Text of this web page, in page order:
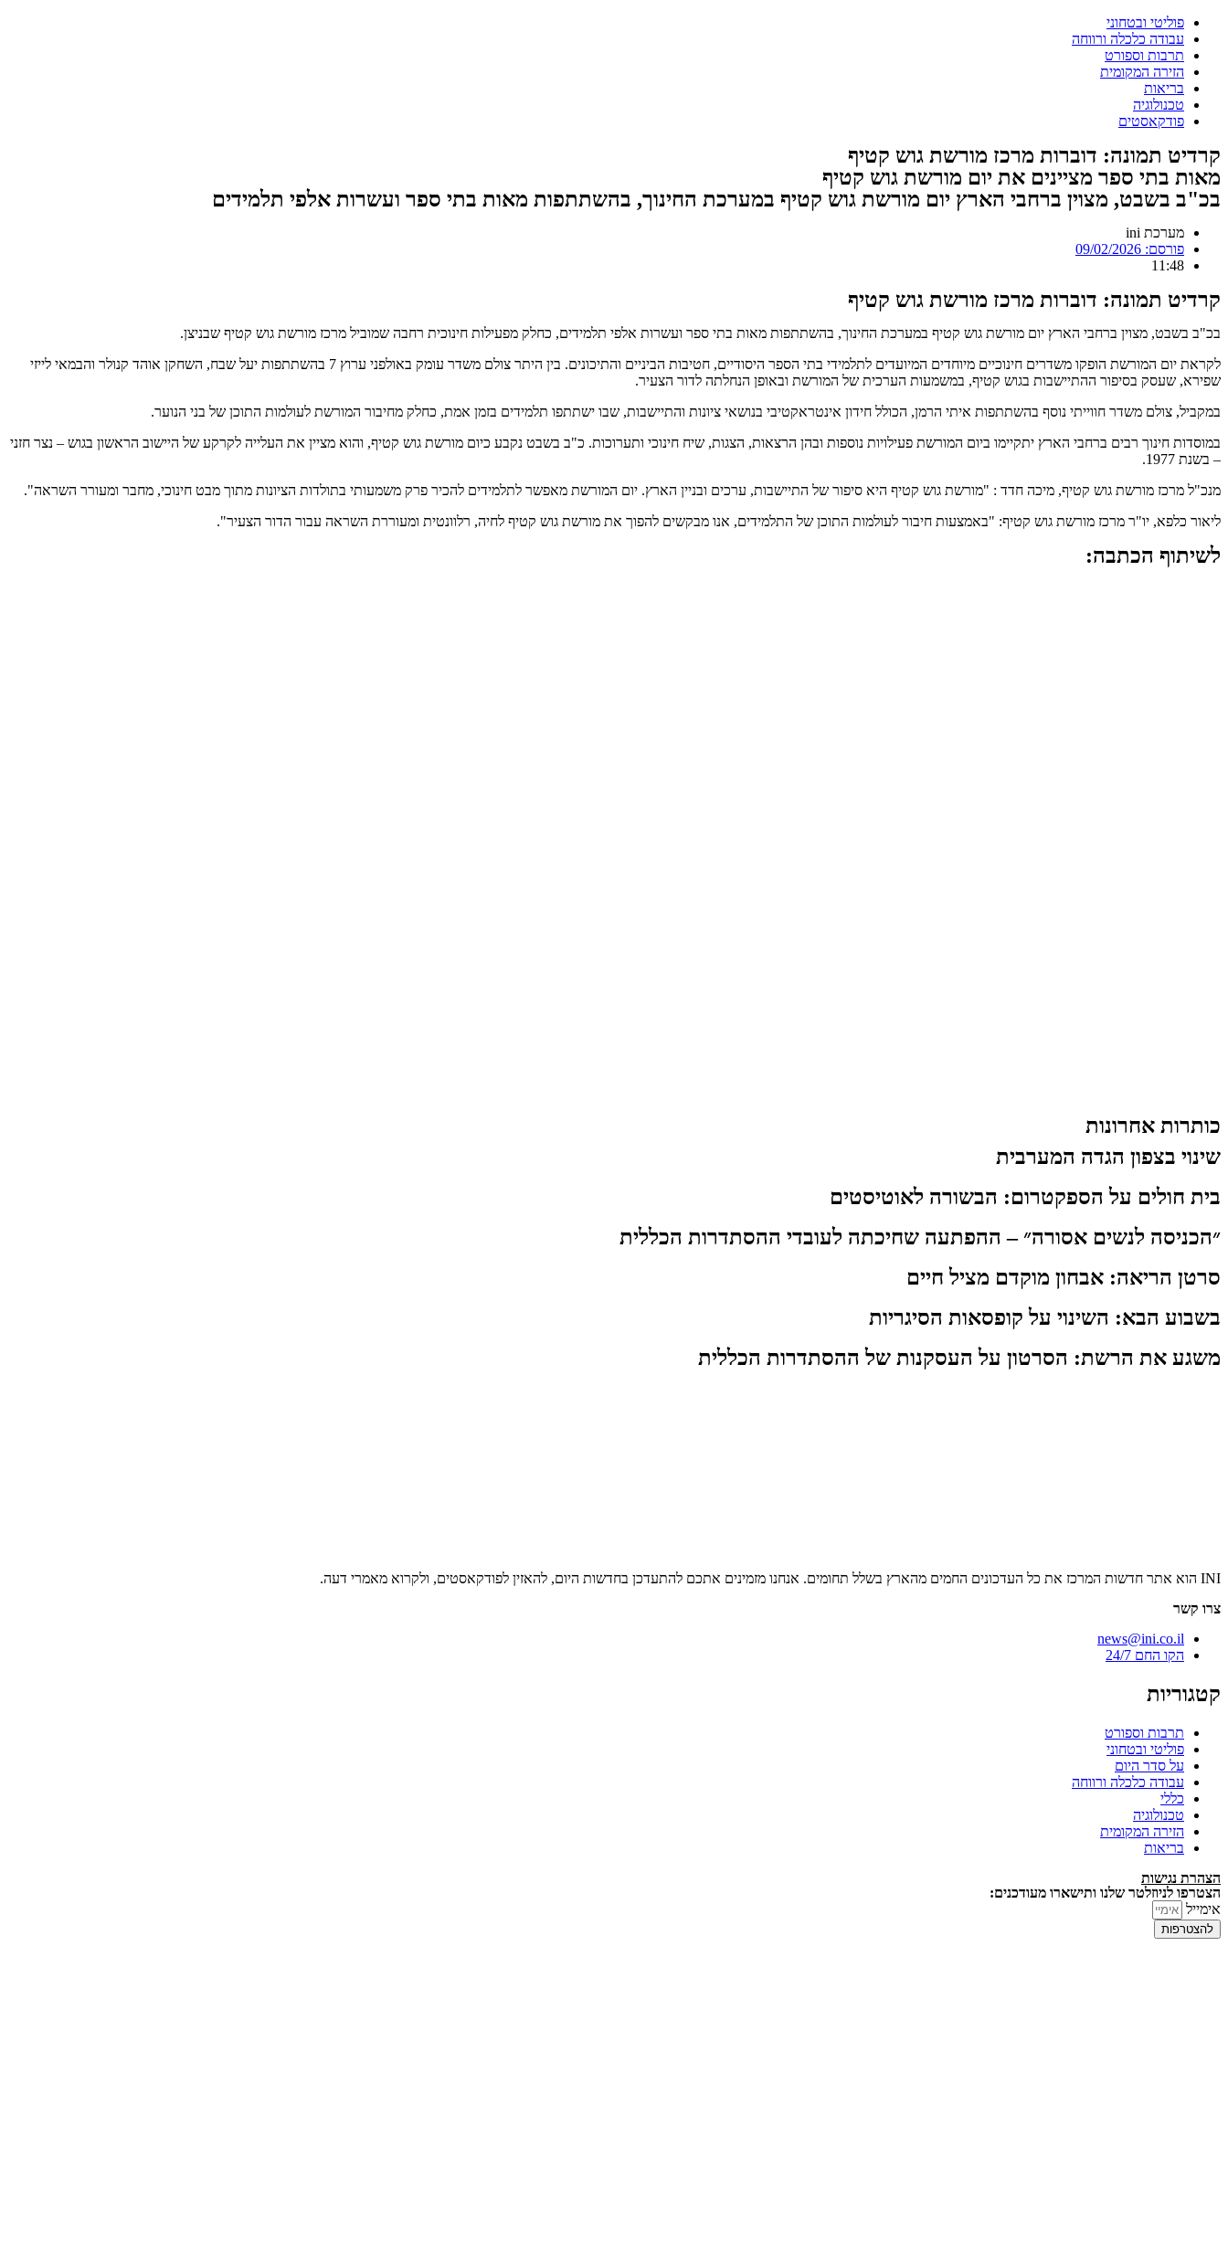
פוליטי ובטחוני
עבודה כלכלה ורווחה
תרבות וספורט
הזירה המקומית
בריאות
טכנולוגיה
פודקאסטים
קרדיט תמונה: דוברות מרכז מורשת גוש קטיף
מאות בתי ספר מציינים את יום מורשת גוש קטיף
בכ"ב בשבט, מצוין ברחבי הארץ יום מורשת גוש קטיף במערכת החינוך, בהשתתפות מאות בתי ספר ועשרות אלפי תלמידים
מערכת ini
פורסם:
11:48
קרדיט תמונה: דוברות מרכז מורשת גוש קטיף
בכ"ב בשבט, מצוין ברחבי הארץ יום מורשת גוש קטיף במערכת החינוך, בהשתתפות מאות בתי ספר ועשרות אלפי תלמידים, כחלק מפעילות חינוכית רחבה שמוביל מרכז מורשת גוש קטיף שבניצן.
לקראת יום המורשת הופקו משדרים חינוכיים מיוחדים המיועדים לתלמידי בתי הספר היסודיים, חטיבות הביניים והתיכונים. בין היתר צולם משדר עומק באולפני ערוץ 7 בהשתתפות יעל שבח, השחקן אוהד קנולר והבמאי לייזי
שפירא, שעסק בסיפור ההתיישבות בגוש קטיף, במשמעות הערכית של המורשת ובאופן הנחלתה לדור הצעיר.
במקביל, צולם משדר חווייתי נוסף בהשתתפות איתי הרמן, הכולל חידון אינטראקטיבי בנושאי ציונות והתיישבות, שבו ישתתפו תלמידים בזמן אמת, כחלק מחיבור המורשת לעולמות התוכן של בני הנוער.
במוסדות חינוך רבים ברחבי הארץ יתקיימו ביום המורשת פעילויות נוספות ובהן הרצאות, הצגות, שיח חינוכי ותערוכות. כ"ב בשבט נקבע כיום מורשת גוש קטיף, והוא מציין את העלייה לקרקע של היישוב הראשון בגוש – נצר חזני
– בשנת 1977.
מנכ"ל מרכז מורשת גוש קטיף, מיכה חדד : "מורשת גוש קטיף היא סיפור של התיישבות, ערכים ובניין הארץ. יום המורשת מאפשר לתלמידים להכיר פרק משמעותי בתולדות הציונות מתוך מבט חינוכי, מחבר ומעורר השראה".
ליאור כלפא, יו"ר מרכז מורשת גוש קטיף: "באמצעות חיבור לעולמות התוכן של התלמידים, אנו מבקשים להפוך את מורשת גוש קטיף לחיה, רלוונטית ומעוררת השראה עבור הדור הצעיר".
לשיתוף הכתבה:
כותרות אחרונות
שינוי בצפון הגדה המערבית
בית חולים על הספקטרום: הבשורה לאוטיסטים
״הכניסה לנשים אסורה״ – ההפתעה שחיכתה לעובדי ההסתדרות הכללית
סרטן הריאה: אבחון מוקדם מציל חיים
בשבוע הבא: השינוי על קופסאות הסיגריות
משגע את הרשת: הסרטון על העסקנות של ההסתדרות הכללית
INI הוא אתר חדשות המרכז את כל העדכונים החמים מהארץ בשלל תחומים. אנחנו מזמינים אתכם להתעדכן בחדשות היום, להאזין לפודקאסטים, ולקרוא מאמרי דעה.
צרו קשר
news@ini.co.il
הקו החם 24/7
קטגוריות
תרבות וספורט
פוליטי ובטחוני
על סדר היום
עבודה כלכלה ורווחה
כללי
טכנולוגיה
הזירה המקומית
בריאות
הצהרת נגישות
הצטרפו לניוזלטר שלנו ותישארו מעודכנים:
אימייל
להצטרפות